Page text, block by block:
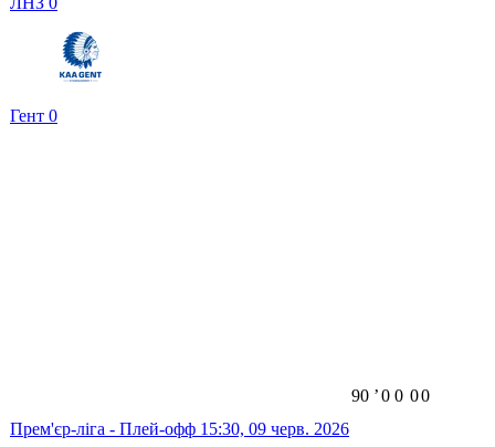
Гент 0
Прем'єр-ліга - Плей-офф 15:30, 09 черв. 2026
90 ʼ0 0 00